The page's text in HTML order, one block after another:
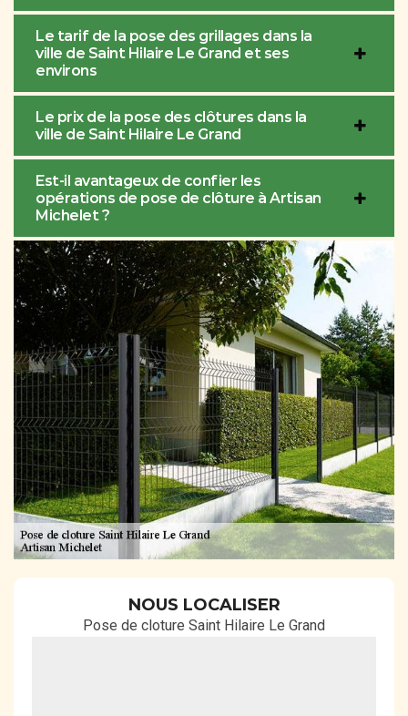
Le tarif de la pose des grillages dans la
ville de Saint Hilaire Le Grand et ses
environs
Le prix de la pose des clôtures dans la
ville de Saint Hilaire Le Grand
Est-il avantageux de confier les
opérations de pose de clôture à Artisan
Michelet ?
NOUS LOCALISER
Pose de cloture Saint Hilaire Le Grand